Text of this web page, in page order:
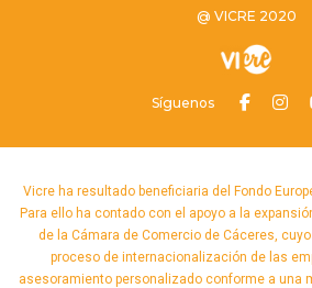
@ VICRE 2020
Síguenos
Vicre ha resultado beneficiaria del Fondo
Para ello ha contado con el apoyo a la
de la Cámara de Comercio de Cáceres,
proceso de internacionalización de las
asesoramiento personalizado conforme a una